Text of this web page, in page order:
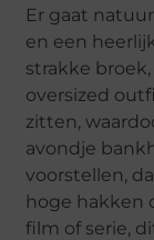
Er gaat
en een
strakke
oversized
zitten,
avondje
voorstellen,
hoge hakken
film of serie,